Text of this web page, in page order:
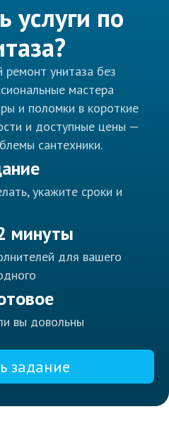
услуги по
ремонт унитаза без
мастера
и поломки в короткие
и доступные цены —
сантехники.
укажите сроки и
минуты
для вашего
вы довольны
задание